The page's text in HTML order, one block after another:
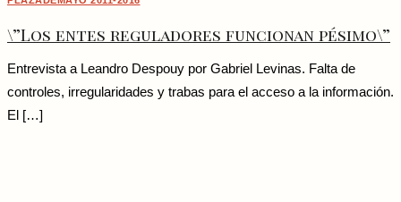
\”Los entes reguladores funcionan pésimo\”
Entrevista a Leandro Despouy por Gabriel Levinas. Falta de
controles, irregularidades y trabas para el acceso a la información.
El […]